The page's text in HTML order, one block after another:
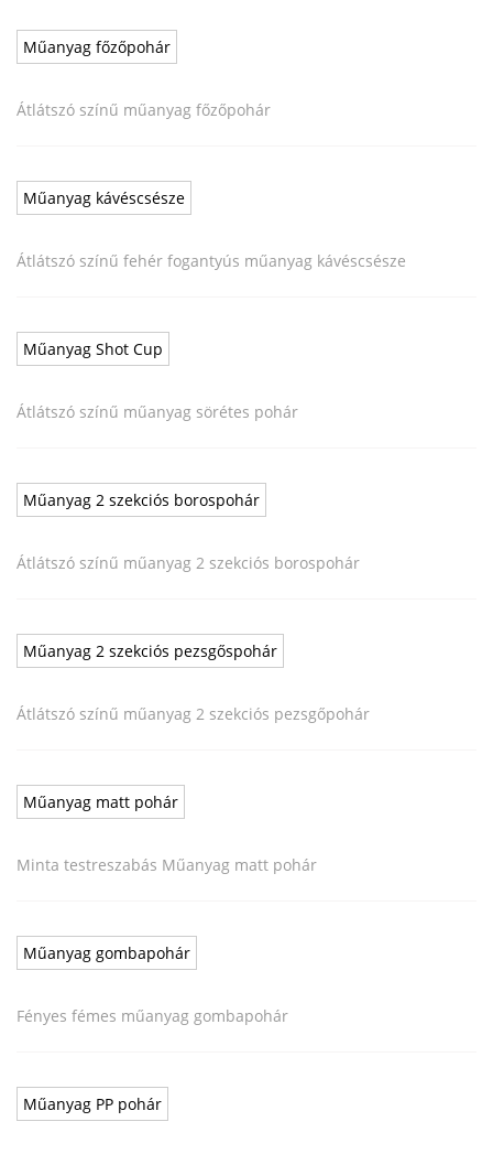
Műanyag főzőpohár
Átlátszó színű műanyag főzőpohár
Műanyag kávéscsésze
Átlátszó színű fehér fogantyús műanyag kávéscsésze
Műanyag Shot Cup
Átlátszó színű műanyag sörétes pohár
Műanyag 2 szekciós borospohár
Átlátszó színű műanyag 2 szekciós borospohár
Műanyag 2 szekciós pezsgőspohár
Átlátszó színű műanyag 2 szekciós pezsgőpohár
Műanyag matt pohár
Minta testreszabás Műanyag matt pohár
Műanyag gombapohár
Fényes fémes műanyag gombapohár
Műanyag PP pohár